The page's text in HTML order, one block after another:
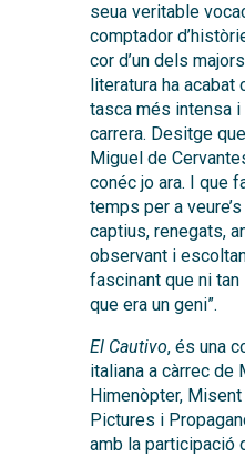
seua veritable
comptador
cor d’un dels
literatura ha
tasca més intensa
carrera. Desitge
Miguel de
conéc jo ara. I que
temps per a
captius, renegats,
observant i
fascinant que ni
que era un geni”.
El Cautivo, és una
italiana a càrrec de
Himenòpter,
Pictures i
amb la participació